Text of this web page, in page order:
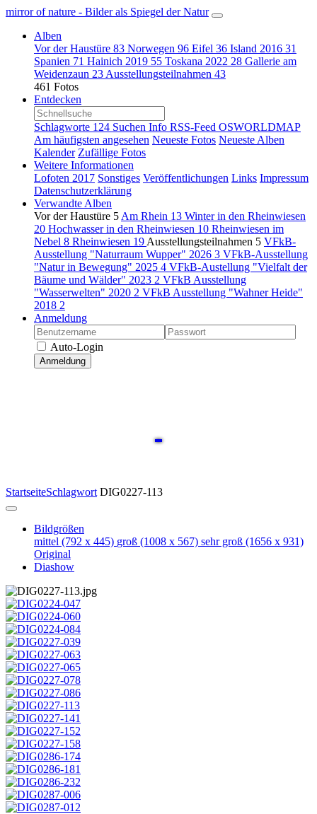
mirror of nature - Bilder als Spiegel der Natur
Alben
Vor der Haustüre 83 Norwegen 96 Eifel 36 Island 2016 31
Spanien 71 Hainich 2019 55 Toskana 2022 28 Gallerie am
Weidenzaun 23 Ausstellungsteilnahmen 43
461 Fotos
Entdecken
Schlagworte 124 Suchen Info RSS-Feed OSWORLDMAP
Am häufigsten angesehen Neueste Fotos Neueste Alben
Kalender Zufällige Fotos
Weitere Informationen
Lofoten 2017 Sonstiges Veröffentlichungen Links Impressum
Datenschutzerklärung
Verwandte Alben
Vor der Haustüre 5 Am Rhein 13 Winter in den Rheinwiesen
20 Hochwasser in den Rheinwiesen 10 Rheinwiesen im
Nebel 8 Rheinwiesen 19 Ausstellungsteilnahmen 5 VFkB-
Ausstellung "Naturraum Wupper" 2026 3 VFkB-Ausstellung
"Natur in Bewegung" 2025 4 VFkB-Austellung "Vielfalt der
Bäume und Wälder" 2023 2 VFkB Ausstellung
"Wasserwelten" 2020 2 VFkB Ausstellung "Wahner Heide"
2018 2
Anmeldung
Auto-Login
Anmeldung
StartseiteSchlagwort DIG0227-113
Bildgrößen
mittel (792 x 445) groß (1008 x 567) sehr groß (1656 x 931)
Original
Diashow